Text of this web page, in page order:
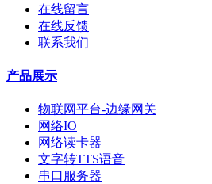
在线留言
在线反馈
联系我们
产品展示
物联网平台-边缘网关
网络IO
网络读卡器
文字转TTS语音
串口服务器